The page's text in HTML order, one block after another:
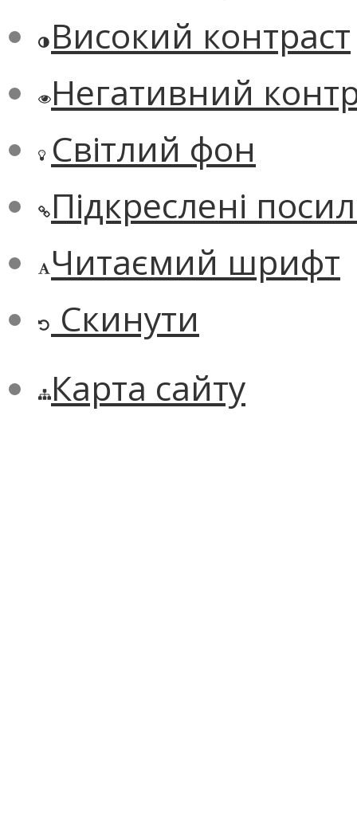
Високий контраст
Негативний
Світлий фон
Підкреслені
Читаємий шрифт
Скинути
Карта сайту